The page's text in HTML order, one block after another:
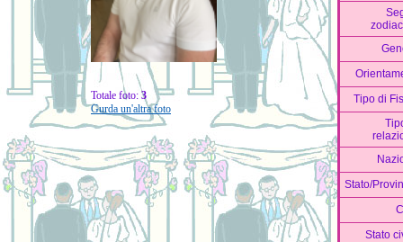
Totale foto: 3
Gurda un'altra foto
Tipo di
Stato/
Stato